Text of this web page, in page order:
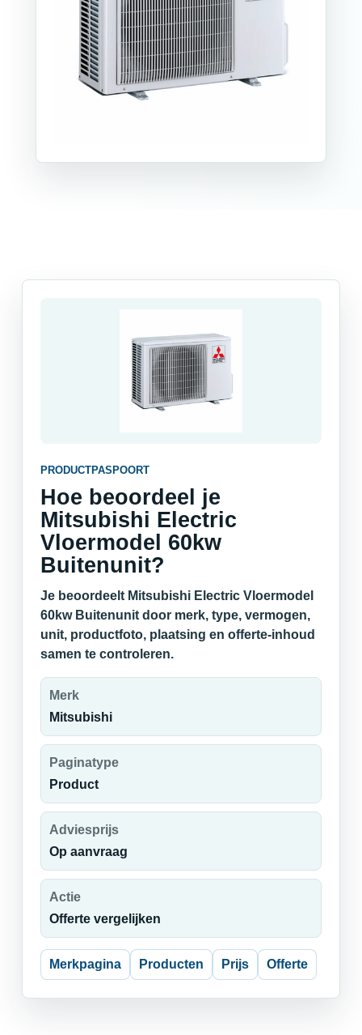
PRODUCTPASPOORT
Hoe beoordeel je
Mitsubishi Electric
Vloermodel 60kw
Buitenunit?
Je beoordeelt Mitsubishi Electric Vloermodel
60kw Buitenunit door merk, type, vermogen,
unit, productfoto, plaatsing en offerte-inhoud
samen te controleren.
Merk
Mitsubishi
Paginatype
Product
Adviesprijs
Op aanvraag
Actie
Offerte vergelijken
Merkpagina Producten Prijs Offerte